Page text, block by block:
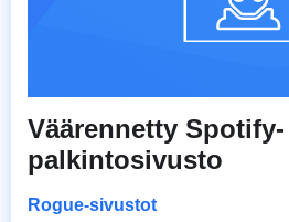
Väärennetty Spotify-
palkintosivusto
Rogue-sivustot